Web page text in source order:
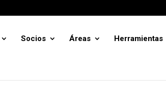
Socios Áreas Herramientas